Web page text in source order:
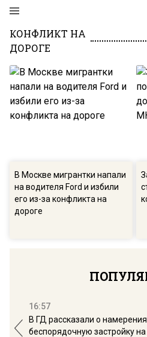
КОНФЛИКТ НА
ДОРОГЕ
В Москве мигрантки напали
на водителя Ford и избили
его из-за конфликта на
дороге
16:57
В ГД рассказали о
беспорядочную застройку на